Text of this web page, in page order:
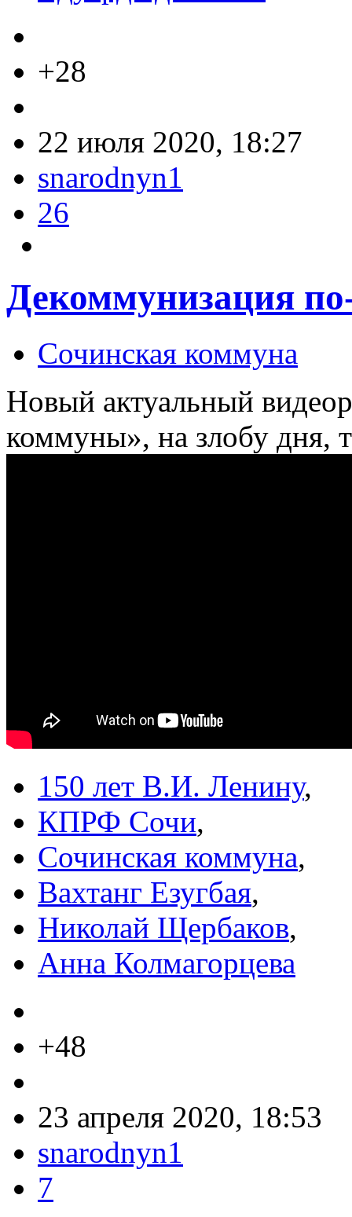
+28
22 июля 2020, 18:27
snarodnyn1
26
Декоммунизация
Сочинская коммуна
Новый актуальный
коммуны», на злобу дня,
150 лет В.И. Ленину,
КПРФ Сочи,
Сочинская коммуна,
Вахтанг Езугбая,
Николай Щербаков,
Анна Колмагорцева
+48
23 апреля 2020, 18:53
snarodnyn1
7